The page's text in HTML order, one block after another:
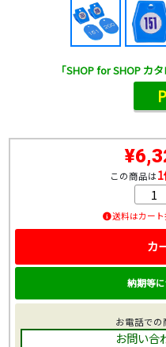
この商品は
送料はカー
カ
納期等
お電話での
お問い合
「SHOP for SHOP カ